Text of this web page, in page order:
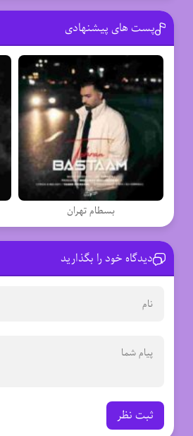
پست های پیشنهادی
بسطام تهران
دیدگاه خود را بگذارید
ثبت نظر